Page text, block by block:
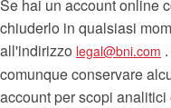
Se hai un account online
chiuderlo in qualsiasi
all'indirizzo legal@bni.com
comunque conservare
account per scopi